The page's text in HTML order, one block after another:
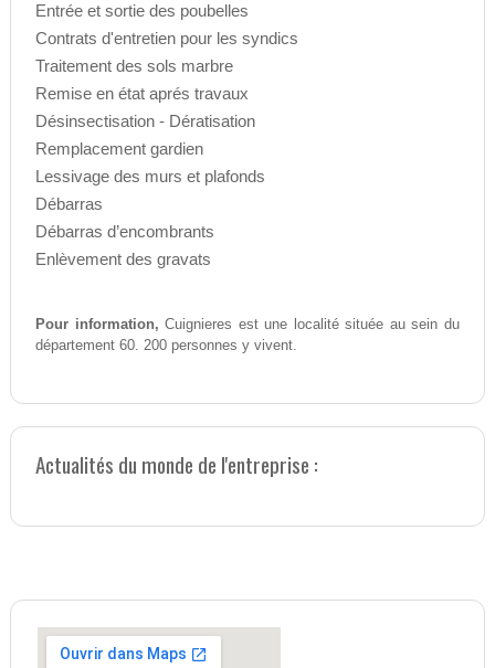
Entrée et sortie des poubelles
Contrats d'entretien pour les syndics
Traitement des sols marbre
Remise en état aprés travaux
Désinsectisation - Dératisation
Remplacement gardien
Lessivage des murs et plafonds
Débarras
Débarras d’encombrants
Enlèvement des gravats
Pour information, Cuignieres est une localité située au sein du
département 60. 200 personnes y vivent.
Actualités du monde de l'entreprise :